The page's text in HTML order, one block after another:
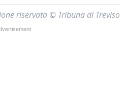
riservata © Tribuna di Treviso